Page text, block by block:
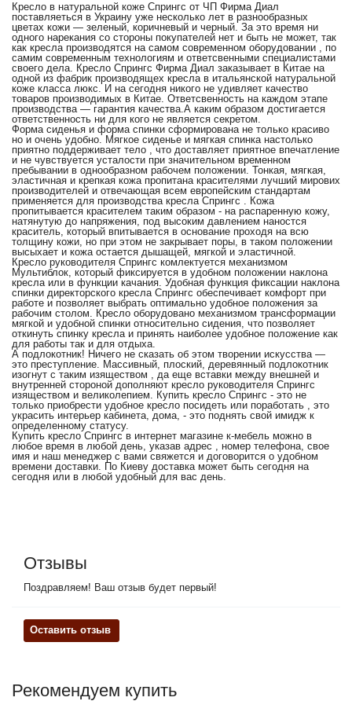
Кресло в натуральной коже Спрингс от ЧП Фирма Диал
поставляеться в Украину уже несколько лет в разнообразных
цветах кожи — зеленый, коричневый и черный. За это время ни
одного нарекания со стороны покупателей нет и быть не может, так
как кресла производятся на самом современном оборудовании , по
самим современным технологиям и ответсвенными специалистами
своего дела. Кресло Спрингс Фирма Диал заказывает в Китае на
одной из фабрик производящех кресла в итальянской натуральной
коже класса люкс. И на сегодня никого не удивляет качество
товаров производимых в Китае. Ответсвенность на каждом этапе
производства — гарантия качества.А каким образом достигается
ответственность ни для кого не является секретом.
Форма сиденья и форма спинки сформирована не только красиво
но и очень удобно. Мягкое сиденье и мягкая спинка настолько
приятно поддерживает тело , что доставляет приятное впечатление
и не чувствуется усталости при значительном временном
пребывании в однообразном рабочем положении. Тонкая, мягкая,
эластичная и крепкая кожа пропитана красителями лучший мирових
производителей и отвечающая всем европейским стандартам
применяется для производства кресла Спрингс . Кожа
пропитывается красителем таким образом - на распаренную кожу,
натянутую до напряжения, под высоким давлением наностся
краситель, который впитывается в основание проходя на всю
толщину кожи, но при этом не закрывает поры, в таком положении
высыхает и кожа остается дышащей, мягкой и эластичной.
Кресло руководителя Спрингс комлектуется механизмом
Мультиблок, который фиксируется в удобном положении наклона
кресла или в функции качания. Удобная функция фиксации наклона
спинки директорского кресла Спрингс обеспечивает комфорт при
работе и позволяет выбрать оптимально удобное положения за
рабочим столом. Кресло оборудовано механизмом трансформации
мягкой и удобной спинки относительно сидения, что позволяет
откинуть спинку кресла и принять наиболее удобное положение как
для работы так и для отдыха.
А подлокотник! Ничего не сказать об этом творении искусства —
это преступление. Массивный, плоский, деревянный подлокотник
изогнут с таким изяществом , да еще вставки между внешней и
внутренней стороной дополняют кресло руководителя Спрингс
изяществом и великолепием. Купить кресло Спрингс - это не
только приобрести удобное кресло посидеть или поработать , это
украсить интерьер кабинета, дома, - это поднять свой имидж к
определенному статусу.
Купить кресло Спрингс в интернет магазине к-мебель можно в
любое время в любой день, указав адрес , номер телефона, свое
имя и наш менеджер с вами свяжется и договорится о удобном
времени доставки. По Киеву доставка может быть сегодня на
сегодня или в любой удобный для вас день.
Отзывы
Поздравляем! Ваш отзыв будет первый!
Оставить отзыв
Рекомендуем купить